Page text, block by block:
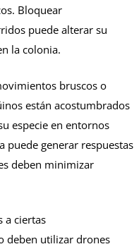
Bloquear
puede alterar su
la colonia.
bruscos o
están acostumbrados
especie en entornos
puede generar respuestas
deben minimizar
a ciertas
deben utilizar drones